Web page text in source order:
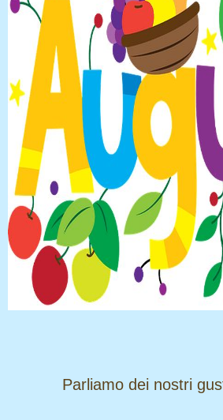
​​​​​​​Parliamo dei nostri